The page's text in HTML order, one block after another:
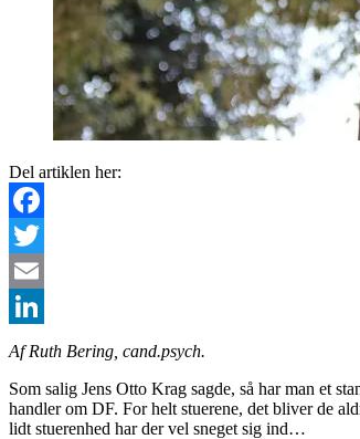
Del artiklen her:
Facebook
Twitter
Email
LinkedIn
Af Ruth Bering, cand.psych.
Som salig Jens Otto Krag sagde, så har man et
handler om DF. For helt stuerene, det bliver de
lidt stuerenhed har der vel sneget sig ind…